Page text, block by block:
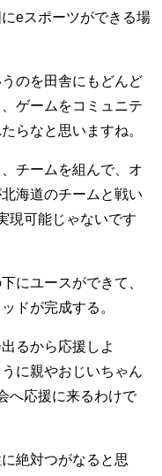
eスポーツができる場
のを田舎にもどんど
ゲームをコミュニテ
らなと思いますね。
チームを組んで、オ
海道のチームと戦い
現可能じゃないです
にユースができて、
ドが完成する。
るから応援しよ
に親やおじいちゃん
へ応援に来るわけで
絶対つがなると思